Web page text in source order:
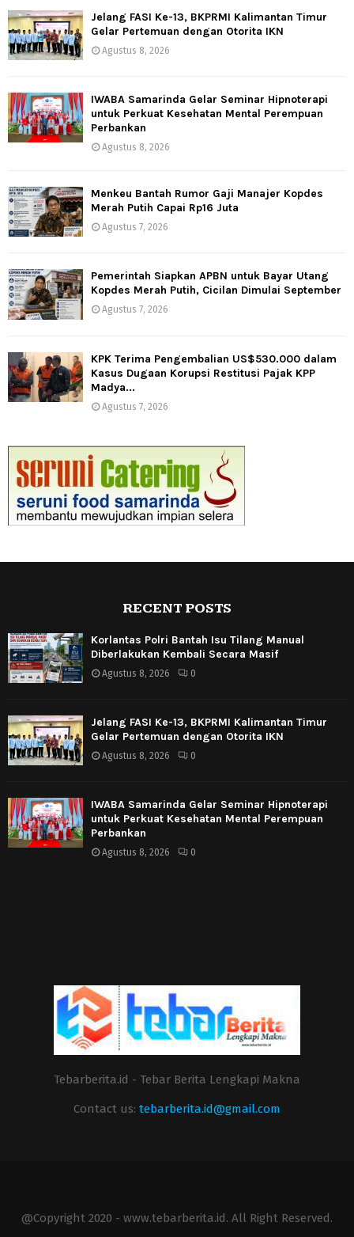
Jelang FASI Ke-13, BKPRMI Kalimantan Timur
Gelar Pertemuan dengan Otorita IKN
Agustus 8, 2026
IWABA Samarinda Gelar Seminar Hipnoterapi
untuk Perkuat Kesehatan Mental Perempuan
Perbankan
Agustus 8, 2026
Menkeu Bantah Rumor Gaji Manajer Kopdes
Merah Putih Capai Rp16 Juta
Agustus 7, 2026
Pemerintah Siapkan APBN untuk Bayar Utang
Kopdes Merah Putih, Cicilan Dimulai September
Agustus 7, 2026
KPK Terima Pengembalian US$530.000 dalam
Kasus Dugaan Korupsi Restitusi Pajak KPP
Madya...
Agustus 7, 2026
RECENT POSTS
Korlantas Polri Bantah Isu Tilang Manual
Diberlakukan Kembali Secara Masif
Agustus 8, 2026 0
Jelang FASI Ke-13, BKPRMI Kalimantan Timur
Gelar Pertemuan dengan Otorita IKN
Agustus 8, 2026 0
IWABA Samarinda Gelar Seminar Hipnoterapi
untuk Perkuat Kesehatan Mental Perempuan
Perbankan
Agustus 8, 2026 0
Tebarberita.id - Tebar Berita Lengkapi Makna
Contact us: tebarberita.id@gmail.com
@Copyright 2020 - www.tebarberita.id. All Right Reserved.